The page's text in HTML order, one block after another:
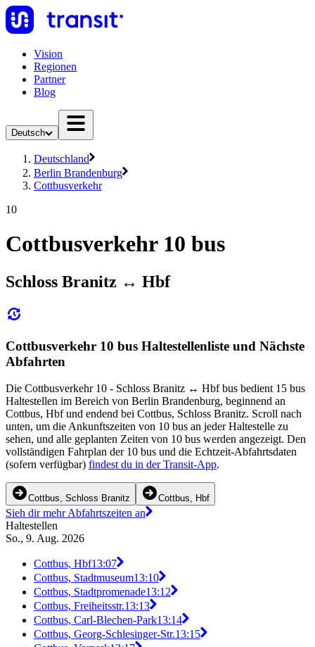
Vision
Regionen
Partner
Blog
Deutsch
Deutschland
Berlin Brandenburg
Cottbusverkehr
10
Cottbusverkehr 10 bus
Schloss Branitz ↔︎ Hbf
Cottbusverkehr 10 bus Haltestellenliste und Nächste
Abfahrten
Die Cottbusverkehr 10 - Schloss Branitz ↔︎ Hbf bus bedient 15 bus
Haltestellen im Bereich von Berlin Brandenburg, beginnend an
Cottbus, Hbf und endend bei Cottbus, Schloss Branitz. Scroll nach
unten, um die Ankunftszeiten von 10 bus an jeder Haltestelle zu
sehen, und alle geplanten Zeiten von 10 bus werden angezeigt. Den
vollständigen Fahrplan der 10 bus und die Echtzeit-Abfahrtsdaten
(sofern verfügbar) findest du in der Transit-App.
Cottbus, Schloss Branitz Cottbus, Hbf
Sieh dir mehr Abfahrtszeiten an
Haltestellen
So., 9. Aug. 2026
Cottbus, Hbf13:07
Cottbus, Stadtmuseum13:10
Cottbus, Stadtpromenade13:12
Cottbus, Freiheitsstr.13:13
Cottbus, Carl-Blechen-Park13:14
Cottbus, Georg-Schlesinger-Str.13:15